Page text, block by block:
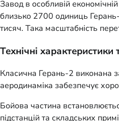
Завод в особливій
близько 2700 одиниць
тисяч. Така масштабність
Технічні характеристики
Класична Герань-2 виконана
аеродинаміка забезпечує
Бойова частина
підстанцій та складських